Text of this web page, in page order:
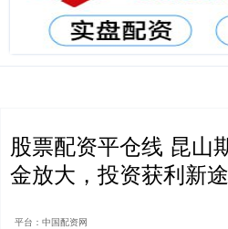
股票配资平仓线 昆山
金放大，投资获利新
平台：中国配资网